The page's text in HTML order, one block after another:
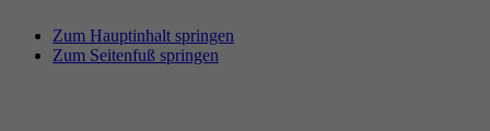
Zum Hauptinhalt springen
Zum Seitenfuß springen